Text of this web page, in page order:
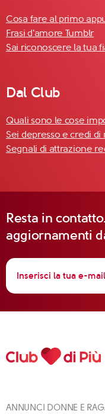
Cosa fare al primo
Frasi d'amore Tumblr
Sai riconoscere la tua
Dal Club
Quali sono le cose
Sei depresso e credi
Segnali di attrazione
Resta in
aggiornamenti
ANNUNCI DONNE E